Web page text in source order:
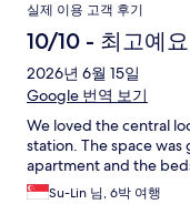
실제 이용 고객 후기
10/10 - 최고예요
2026년 6월 15일
Google 번역 보기
We loved the central
station. The space
apartment and the
Su-Lin 님, 6박 여행